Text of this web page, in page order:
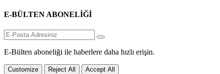
E-BÜLTEN ABONELİĞİ
E-Bülten aboneliği ile haberlere daha hızlı erişin.
Customize Reject All Accept All